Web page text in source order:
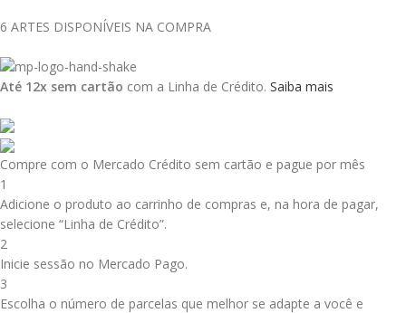
6 ARTES DISPONÍVEIS NA COMPRA
Até 12x sem cartão com a Linha de Crédito. Saiba mais
Compre com o Mercado Crédito sem cartão e pague por mês
1
Adicione o produto ao carrinho de compras e, na hora de pagar,
selecione “Linha de Crédito”.
2
Inicie sessão no Mercado Pago.
3
Escolha o número de parcelas que melhor se adapte a você e